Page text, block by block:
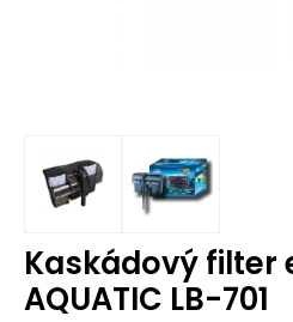
Kaskádový filter
AQUATIC LB-701